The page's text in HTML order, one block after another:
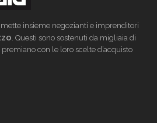
insieme negozianti e imprenditori
. Questi sono sostenuti da migliaia di
con le loro scelte d’acquisto